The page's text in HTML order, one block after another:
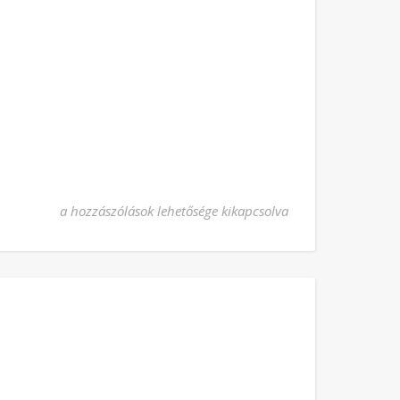
Szeplőtelen Fogantatás bejegyzéshez
a hozzászólások lehetősége kikapcsolva